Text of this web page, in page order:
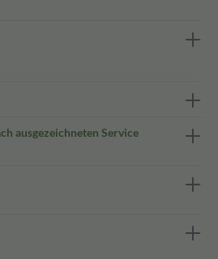
ausgezeichneten Service